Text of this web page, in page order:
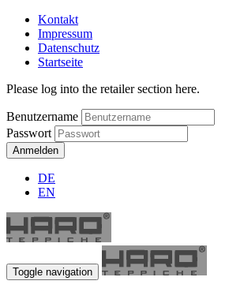
Kontakt
Impressum
Datenschutz
Startseite
Please log into the retailer section here.
Benutzername
Passwort
Anmelden
DE
EN
Toggle navigation